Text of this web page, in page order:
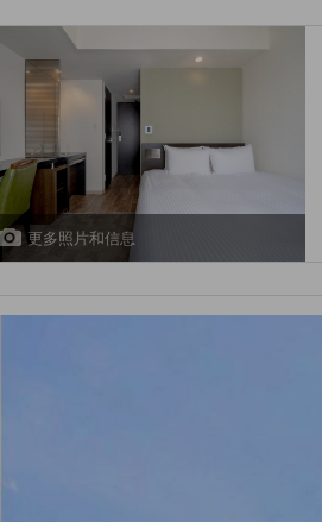
更多照片和信息